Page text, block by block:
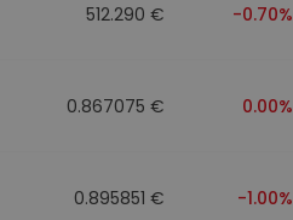
512.290 € -0.70%
0.867075 € 0.00%
0.895851 € -1.00%